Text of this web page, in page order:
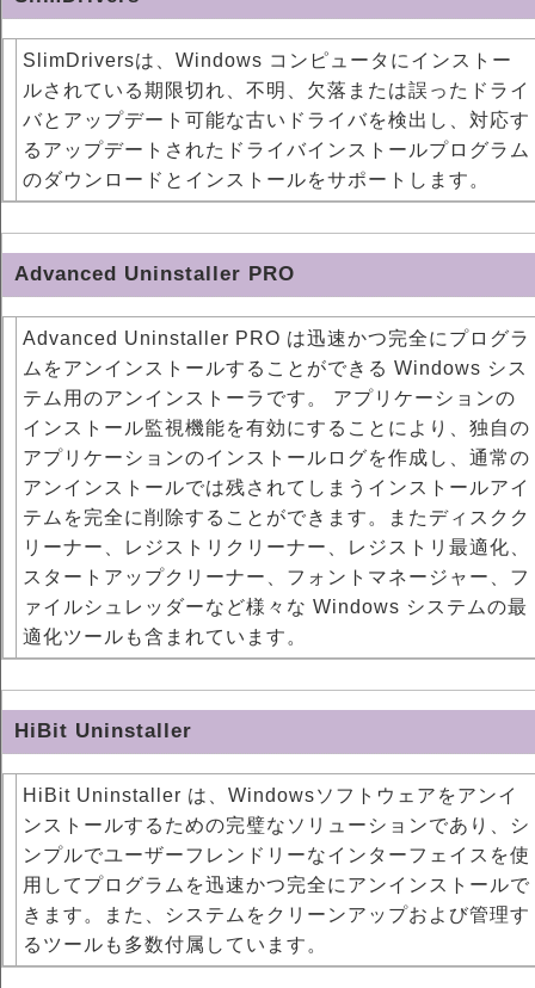
SlimDriversは、Windows コンピュータにインストー
ルされている期限切れ、不明、欠落または誤ったドライ
バとアップデート可能な古いドライバを検出し、対応す
るアップデートされたドライバインストールプログラム
のダウンロードとインストールをサポートします。
Advanced Uninstaller PRO
Advanced Uninstaller PRO は迅速かつ完全にプログラ
ムをアンインストールすることができる Windows シス
テム用のアンインストーラです。 アプリケーションの
インストール監視機能を有効にすることにより、独自の
アプリケーションのインストールログを作成し、通常の
アンインストールでは残されてしまうインストールアイ
テムを完全に削除することができます。またディスクク
リーナー、レジストリクリーナー、レジストリ最適化、
スタートアップクリーナー、フォントマネージャー、フ
ァイルシュレッダーなど様々な Windows システムの最
適化ツールも含まれています。
HiBit Uninstaller
HiBit Uninstaller は、Windowsソフトウェアをアンイ
ンストールするための完璧なソリューションであり、シ
ンプルでユーザーフレンドリーなインターフェイスを使
用してプログラムを迅速かつ完全にアンインストールで
きます。また、システムをクリーンアップおよび管理す
るツールも多数付属しています。